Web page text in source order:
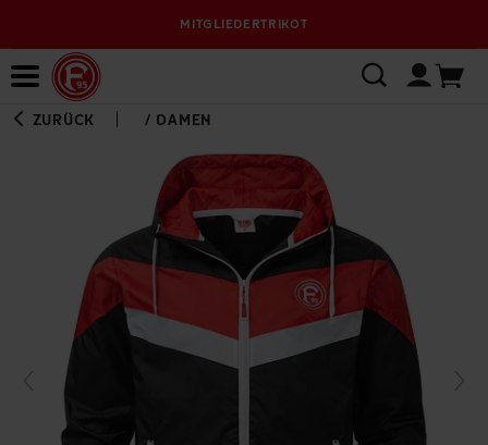
MITGLIEDERTRIKOT
ZURÜCK / DAMEN